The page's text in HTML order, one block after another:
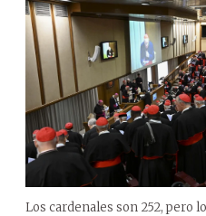
Los cardenales son 252, pero